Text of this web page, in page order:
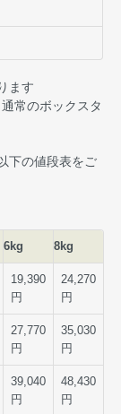
ます
常のボックスタ
下の値段表をご